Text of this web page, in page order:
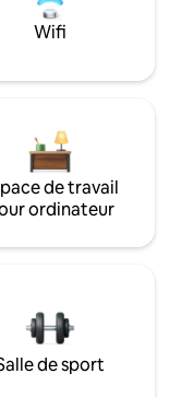
Wifi
de travail
ordinateur
de sport